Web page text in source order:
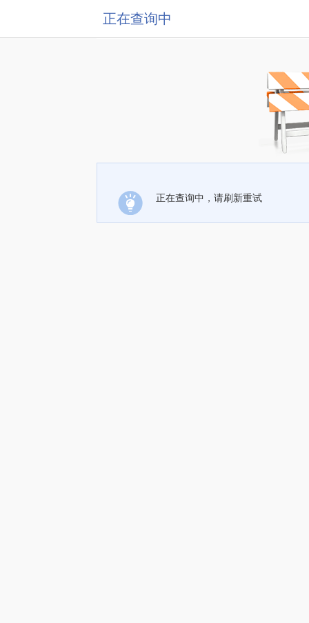
正在查询中
正在查询中，请刷新重试